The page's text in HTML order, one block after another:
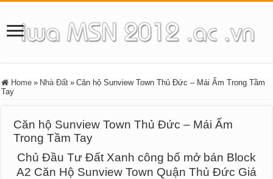
Home » Nhà Đất » Căn hộ Sunview Town Thủ Đức – Mái Ấm Trong Tầm
Tay
Căn hộ Sunview Town Thủ Đức – Mái Ấm
Trong Tầm Tay
Chủ Đầu Tư Đất Xanh công bố mở bán Block
A2 Căn Hộ Sunview Town Quận Thủ Đức Giá